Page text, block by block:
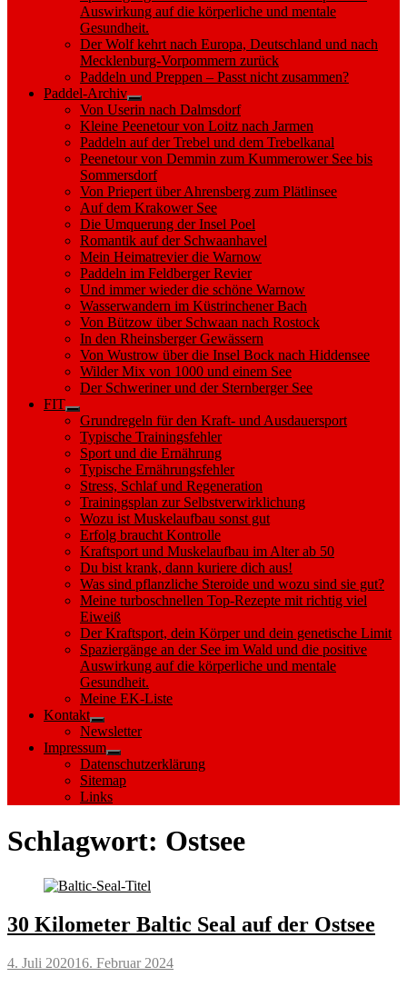
Auswirkung auf die körperliche und mentale
Gesundheit.
Der Wolf kehrt nach Europa, Deutschland und nach
Mecklenburg-Vorpommern zurück
Paddeln und Preppen – Passt nicht zusammen?
Paddel-Archiv
Show
sub
menu
Von Userin nach Dalmsdorf
Kleine Peenetour von Loitz nach Jarmen
Paddeln auf der Trebel und dem Trebelkanal
Peenetour von Demmin zum Kummerower See bis
Sommersdorf
Von Priepert über Ahrensberg zum Plätlinsee
Auf dem Krakower See
Die Umquerung der Insel Poel
Romantik auf der Schwaanhavel
Mein Heimatrevier die Warnow
Paddeln im Feldberger Revier
Und immer wieder die schöne Warnow
Wasserwandern im Küstrinchener Bach
Von Bützow über Schwaan nach Rostock
In den Rheinsberger Gewässern
Von Wustrow über die Insel Bock nach Hiddensee
Wilder Mix von 1000 und einem See
Der Schweriner und der Sternberger See
FIT
Show
sub
menu
Grundregeln für den Kraft- und Ausdauersport
Typische Trainingsfehler
Sport und die Ernährung
Typische Ernährungsfehler
Stress, Schlaf und Regeneration
Trainingsplan zur Selbstverwirklichung
Wozu ist Muskelaufbau sonst gut
Erfolg braucht Kontrolle
Kraftsport und Muskelaufbau im Alter ab 50
Du bist krank, dann kuriere dich aus!
Was sind pflanzliche Steroide und wozu sind sie gut?
Meine turboschnellen Top-Rezepte mit richtig viel
Eiweiß
Der Kraftsport, dein Körper und dein genetische Limit
Spaziergänge an der See im Wald und die positive
Auswirkung auf die körperliche und mentale
Gesundheit.
Meine EK-Liste
Kontakt
Show
sub
menu
Newsletter
Impressum
Show
sub
menu
Datenschutzerklärung
Sitemap
Links
Schlagwort: Ostsee
30 Kilometer Baltic Seal auf der Ostsee
Posted
4. Juli 202016. Februar 2024